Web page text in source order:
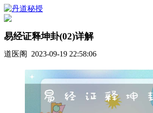
易经证释坤卦(02)详解
道医阁 2023-09-19 22:58:06